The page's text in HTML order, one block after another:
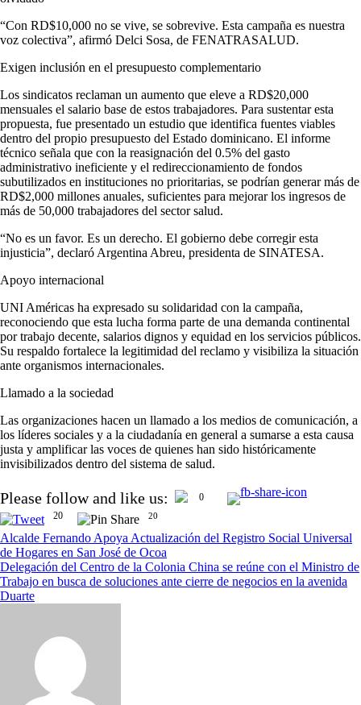
“Con RD$10,000 no se vive, se sobrevive. Esta campaña es nuestra
voz colectiva”, afirmó Delci Sosa, de FENATRASALUD.
Exigen inclusión en el presupuesto complementario
Los sindicatos reclaman un aumento que eleve a RD$20,000
mensuales el salario base de estos trabajadores. Para sustentar esta
propuesta, fue presentado un estudio que identifica fuentes viables
dentro del propio presupuesto del Estado dominicano. El informe
técnico señala que con la reasignación del 0.5% del gasto
administrativo ineficiente y el redireccionamiento de fondos
subutilizados en instituciones no prioritarias, se podrían generar más de
RD$2,000 millones anuales, suficientes para mejorar los ingresos de
más de 50,000 trabajadores del sector salud.
“No es un favor. Es un derecho. El gobierno debe corregir esta
injusticia”, declaró Argentina Abreu, presidenta de SINATESA.
Apoyo internacional
UNI Américas ha expresado su solidaridad con la campaña,
reconociendo que esta lucha forma parte de una demanda continental
por trabajo decente, salarios dignos y equidad en los servicios públicos.
Su respaldo fortalece la legitimidad del reclamo y visibiliza la situación
ante organismos internacionales.
Llamado a la sociedad
Las organizaciones hacen un llamado a los medios de comunicación, a
los líderes sociales y a la ciudadanía en general a sumarse a esta causa
justa y amplificar las voces de quienes han sido históricamente
invisibilizados dentro del sistema de salud.
Please follow and like us:
0
20
20
Navegación
de
entradas
Alcalde Fernando Apoya Actualización del Registro Social Universal
de Hogares en San José de Ocoa
Delegación del Centro de la Colonia China se reúne con el Ministro de
Trabajo en busca de soluciones ante cierre de negocios en la avenida
Duarte